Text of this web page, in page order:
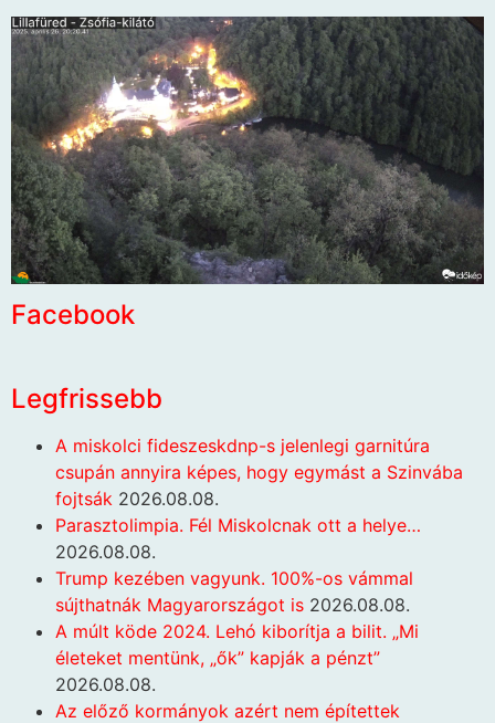
Facebook
Legfrissebb
A miskolci fideszeskdnp-s jelenlegi garnitúra
csupán annyira képes, hogy egymást a Szinvába
fojtsák 2026.08.08.
Parasztolimpia. Fél Miskolcnak ott a helye…
2026.08.08.
Trump kezében vagyunk. 100%-os vámmal
sújthatnák Magyarországot is 2026.08.08.
A múlt köde 2024. Lehó kiborítja a bilit. „Mi
életeket mentünk, „ők” kapják a pénzt”
2026.08.08.
Az előző kormányok azért nem építettek